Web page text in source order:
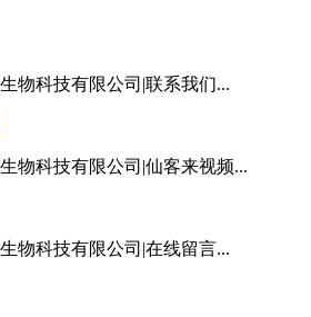
物科技有限公司|联系我们...
物科技有限公司|仙客来视频...
物科技有限公司|在线留言...